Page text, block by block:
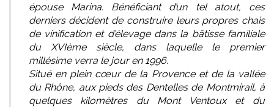
épouse Marina. Bénéficiant d’un tel atout, ces
derniers décident de construire leurs propres chais
de vinification et d’élevage dans la bâtisse familiale
du XVIème siècle, dans laquelle le premier
millésime verra le jour en 1996.
Situé en plein cœur de la Provence et de la vallée
du Rhône, aux pieds des Dentelles de Montmirail, à
quelques kilomètres du Mont Ventoux et du